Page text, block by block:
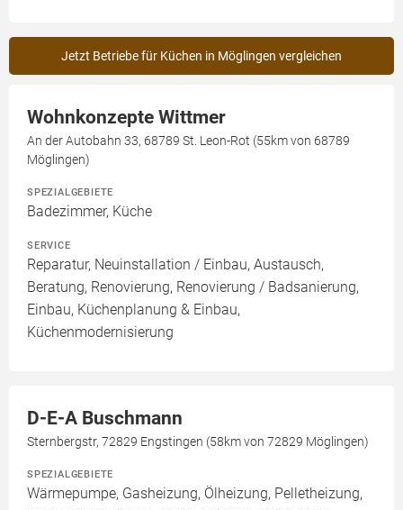
Jetzt Betriebe für Küchen in Möglingen vergleichen
Wohnkonzepte Wittmer
An der Autobahn 33, 68789 St. Leon-Rot (55km von 68789
Möglingen)
SPEZIALGEBIETE
Badezimmer, Küche
SERVICE
Reparatur, Neuinstallation / Einbau, Austausch,
Beratung, Renovierung, Renovierung / Badsanierung,
Einbau, Küchenplanung & Einbau,
Küchenmodernisierung
D-E-A Buschmann
Sternbergstr, 72829 Engstingen (58km von 72829 Möglingen)
SPEZIALGEBIETE
Wärmepumpe, Gasheizung, Ölheizung, Pelletheizung,